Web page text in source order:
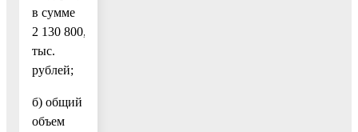
в сумме
2 130 800,3
тыс.
рублей;
б) общий
объем